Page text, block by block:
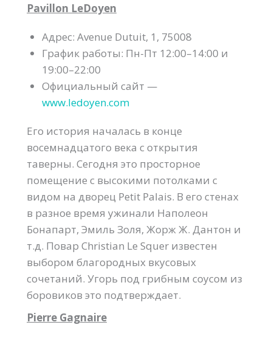
Pavillon LeDoyen
Адрес: Avenue Dutuit, 1, 75008
График работы: Пн-Пт 12:00–14:00 и
19:00–22:00
Официальный сайт —
www.ledoyen.com
Его история началась в конце
восемнадцатого века с открытия
таверны. Сегодня это просторное
помещение с высокими потолками с
видом на дворец Petit Palais. В его стенах
в разное время ужинали Наполеон
Бонапарт, Эмиль Золя, Жорж Ж. Дантон и
т.д. Повар Christian Le Squer известен
выбором благородных вкусовых
сочетаний. Угорь под грибным соусом из
боровиков это подтверждает.
Pierre Gagnaire